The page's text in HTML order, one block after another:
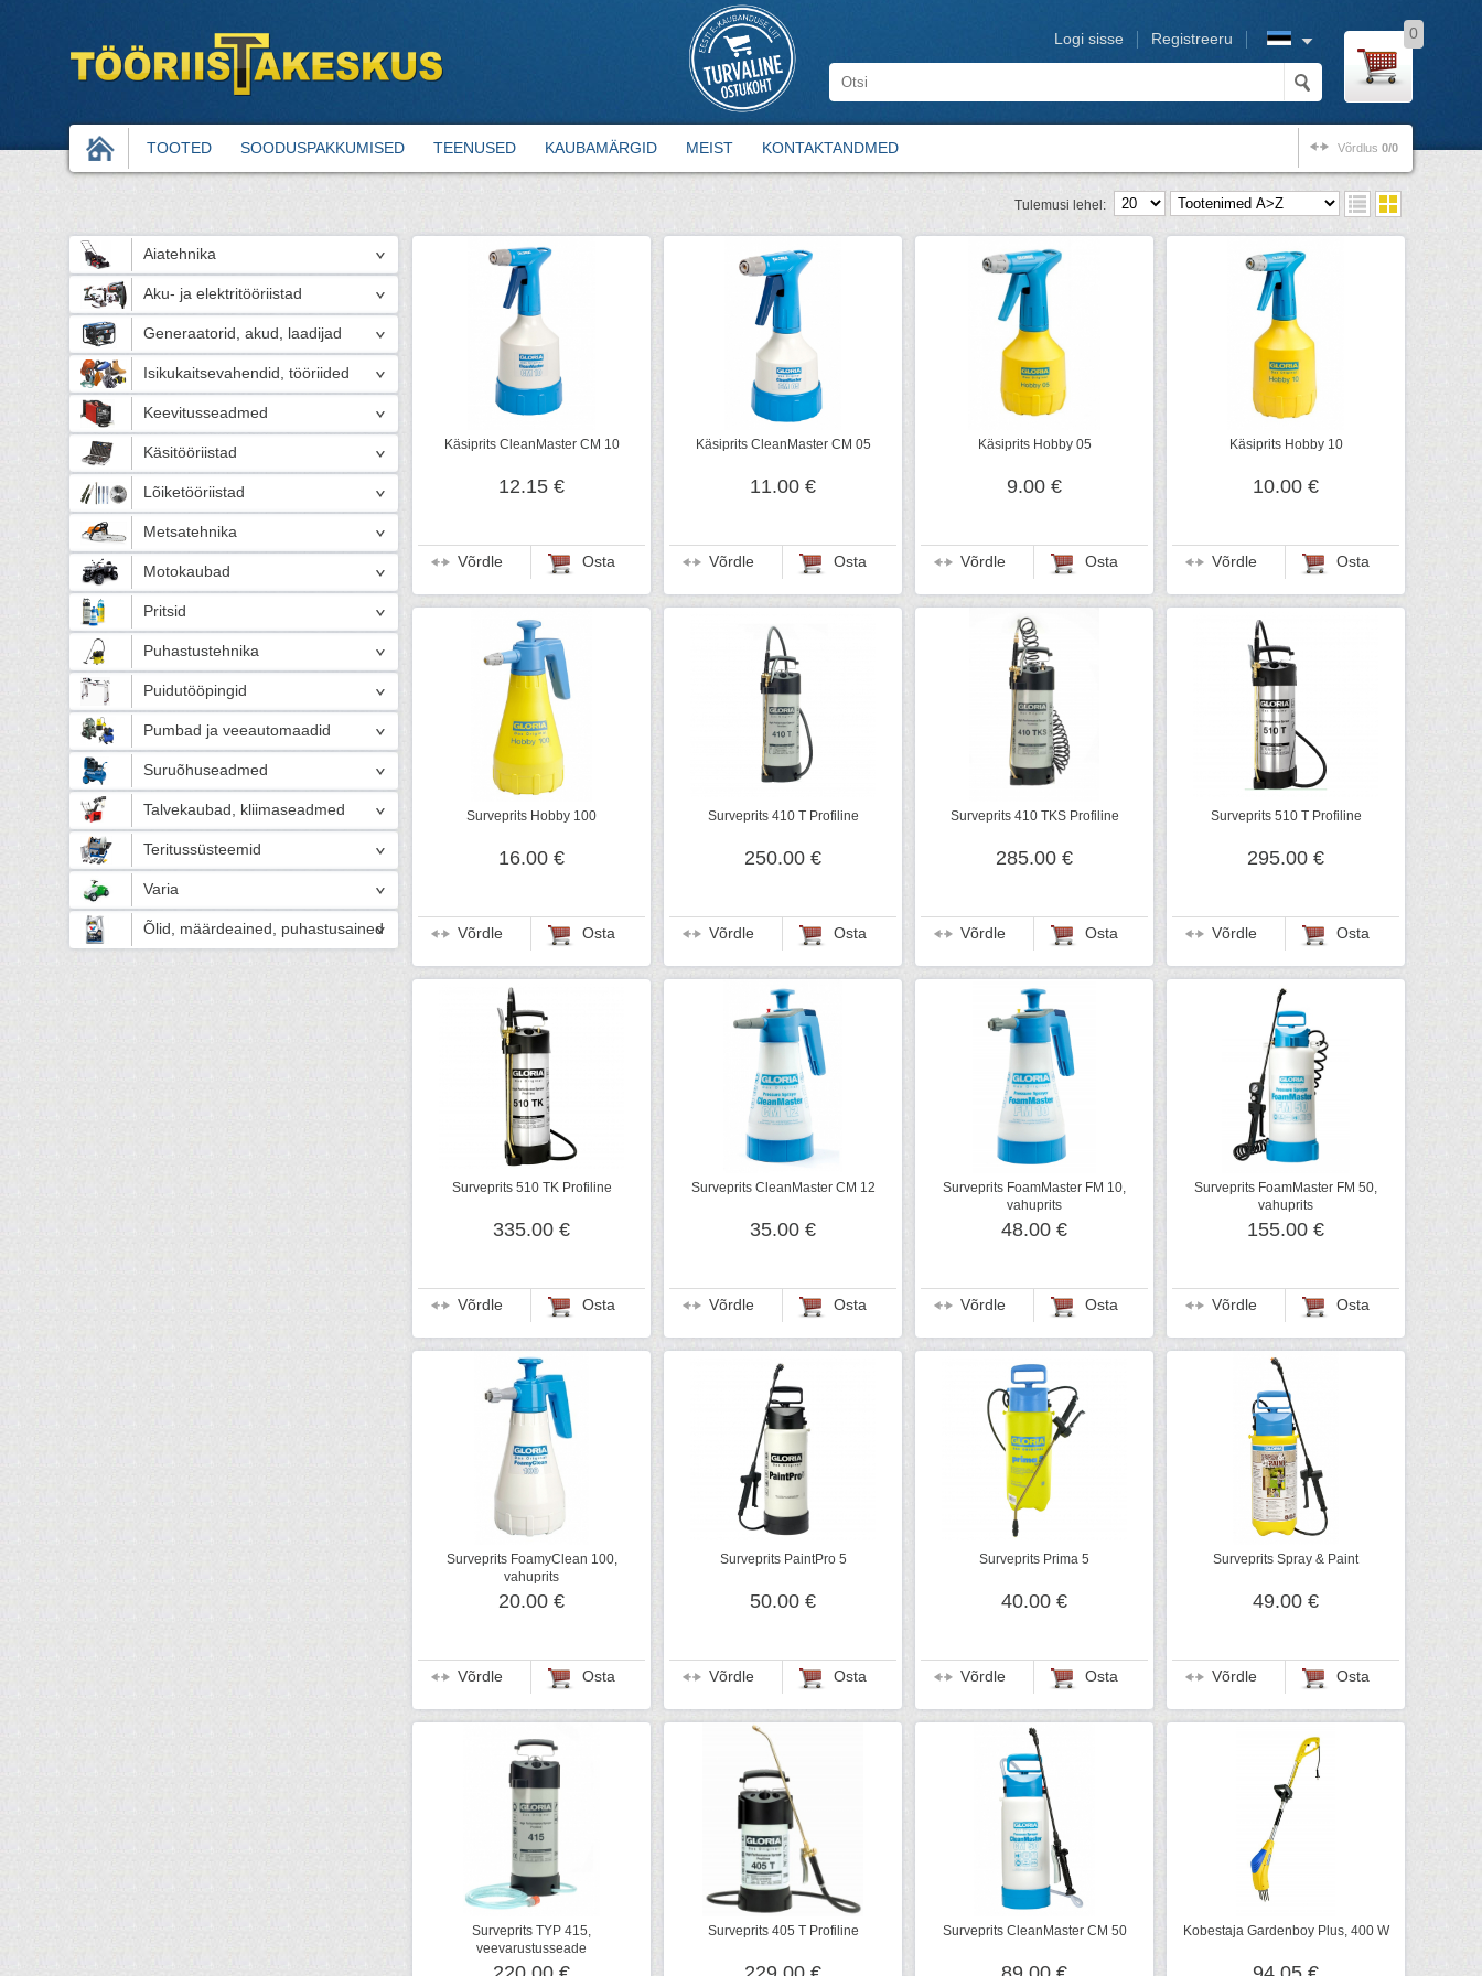
Registreeru
Logi sisse 0
TOOTED SOODUSPAKKUMISED TEENUSED KAUBAMÄRGID MEIST KONTAKTANDMED Võrdlus 0/0
Tulemusi lehel:
Aiatehnika
Aku- ja elektritööriistad
Generaatorid, akud, laadijad
Isikukaitsevahendid, tööriided
Keevitusseadmed
Käsitööriistad
Lõiketööriistad
Metsatehnika
Motokaubad
Pritsid
Puhastustehnika
Puidutööpingid
Pumbad ja veeautomaadid
Suruõhuseadmed
Talvekaubad, kliimaseadmed
Teritussüsteemid
Varia
Õlid, määrdeained, puhastusained
Käsiprits CleanMaster CM 10
12.15 €
Võrdle Osta
Käsiprits CleanMaster CM 05
11.00 €
Võrdle Osta
Käsiprits Hobby 05
9.00 €
Võrdle Osta
Käsiprits Hobby 10
10.00 €
Võrdle Osta
Surveprits Hobby 100
16.00 €
Võrdle Osta
Surveprits 410 T Profiline
250.00 €
Võrdle Osta
Surveprits 410 TKS Profiline
285.00 €
Võrdle Osta
Surveprits 510 T Profiline
295.00 €
Võrdle Osta
Surveprits 510 TK Profiline
335.00 €
Võrdle Osta
Surveprits CleanMaster CM 12
35.00 €
Võrdle Osta
Surveprits FoamMaster FM 10,
vahuprits
48.00 €
Võrdle Osta
Surveprits FoamMaster FM 50,
vahuprits
155.00 €
Võrdle Osta
Surveprits FoamyClean 100,
vahuprits
20.00 €
Võrdle Osta
Surveprits PaintPro 5
50.00 €
Võrdle Osta
Surveprits Prima 5
40.00 €
Võrdle Osta
Surveprits Spray & Paint
49.00 €
Võrdle Osta
Surveprits TYP 415,
veevarustusseade
Surveprits 405 T Profiline Surveprits CleanMaster CM 50 Kobestaja Gardenboy Plus, 400 W